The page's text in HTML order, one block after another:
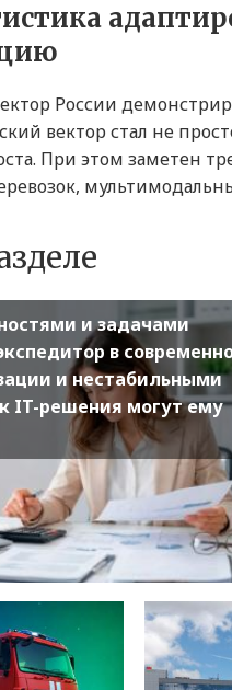
России
вектор стал не
При этом заметен
и задачами
в
и нестабильными
IT-решения могут ему